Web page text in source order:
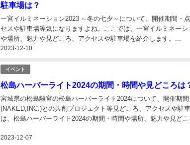
駐車場は？
2023-12-10
一宮イルミネーション2023 ～冬の七夕～について、開催期間・
セスや駐車場等気になりますよね。ここでは、一宮イルミネーシ
や場所、魅力や見どころ、アクセスや駐車場を紹介します。...
イベント
松島ハーバーライト2024の期間・時間や見どころ
2023-12-07
宮城県の松島離宮の松島ハーバーライト2024について、開催期
(NAKED,INC.)との共創プロジェクト等見どころ、アクセスや駐
は、松島ハーバーライト2024の期間・時間や場所、魅力や見ど